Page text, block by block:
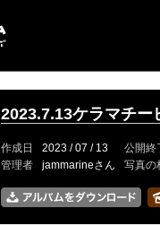
2023.7.13ケラマチー
作成日 2023 / 07 / 13 公開終
管理者
jammarineさん 写真の